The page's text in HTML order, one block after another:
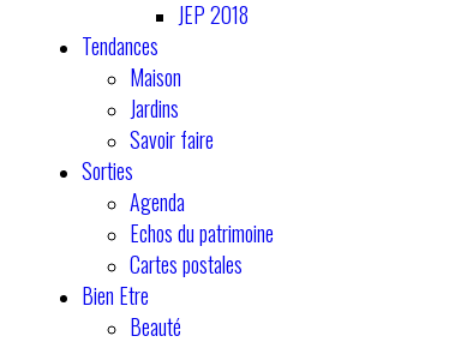
JEP 2018
Tendances
Maison
Jardins
Savoir faire
Sorties
Agenda
Echos du patrimoine
Cartes postales
Bien Etre
Beauté